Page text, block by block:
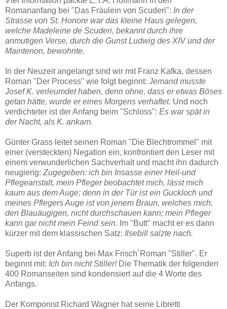
Romananfang bei "Das Fräulein von Scuderi": In der
Strasse von St. Honore war das kleine Haus gelegen,
welche Madeleine de Scuderi, bekannt durch ihre
anmutigen Verse, durch die Gunst Ludwig des XIV und der
Maintenon, bewohnte.
In der Neuzeit angelangt sind wir mit Franz Kafka, dessen
Roman "Der Process" wie folgt beginnt: Jemand musste
Josef K. verleumdet haben, denn ohne, dass er etwas Böses
getan hätte, wurde er eines Morgens verhaftet. Und noch
verdichteter ist der Anfang beim "Schloss": Es war spät in
der Nacht, als K. ankam.
Günter Grass leitet seinen Roman "Die Blechtrommel" mit
einer (versteckten) Negation ein, konfrontiert den Leser mit
einem verwunderlichen Sachverhalt und macht ihn dadurch
neugierig: Zugegeben: ich bin Insasse einer Heil-und
Pflegeanstalt, mein Pfleger beobachtet mich, lässt mich
kaum aus dem Auge; denn in der Tür ist ein Guckloch und
meines Pflegers Auge ist von jenem Braun, welches mich,
den Blauäugigen, nicht durchschauen kann; mein Pfleger
kann gar nicht mein Feind sein. Im "Butt" macht er es dann
kürzer mit dem klassischen Satz: Ilsebill salzte nach.
Superb ist der Anfang bei Max Frisch´Roman "Stiller". Er
beginnt mit: Ich bin nicht Stiller! Die Thematik der folgenden
400 Romanseiten sind kondensiert auf die 4 Worte des
Anfangs.
Der Komponist Richard Wagner hat seine Libretti